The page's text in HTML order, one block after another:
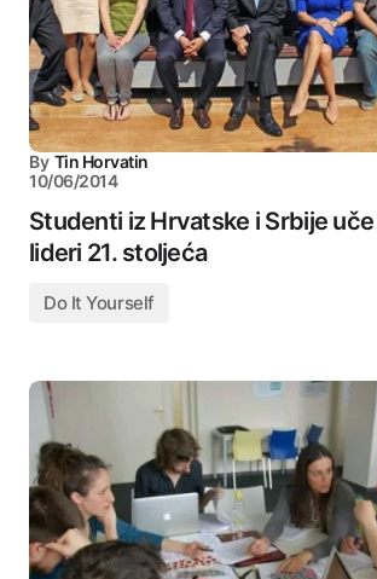
By Tin Horvatin
10/06/2014
Studenti iz Hrvatske i Srbije
lideri 21. stoljeća
Do It Yourself